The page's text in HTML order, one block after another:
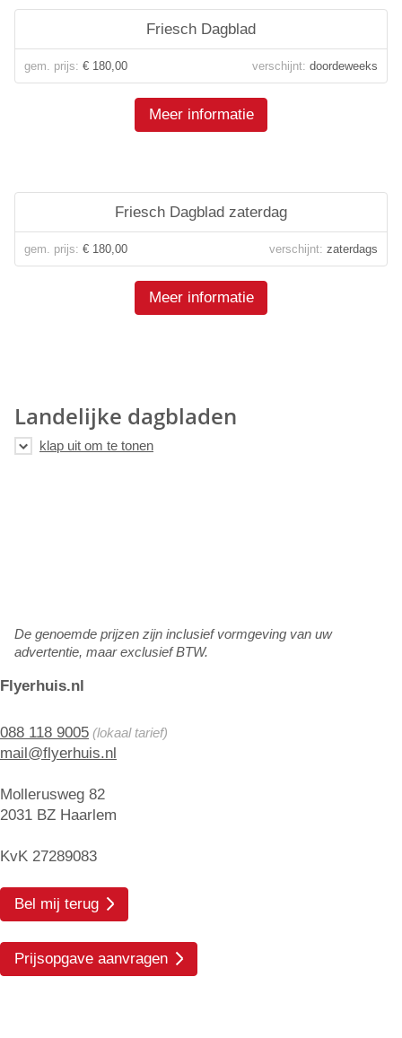
Flyerhuis.nl
088 118 9005 (lokaal tarief)
mail@flyerhuis.nl
Mollerusweg 82
2031 BZ Haarlem
KvK 27289083
Bel mij terug
Prijsopgave aanvragen
Friesch Dagblad
gem. prijs: € 180,00 verschijnt: doordeweeks
Meer informatie
Friesch Dagblad zaterdag
gem. prijs: € 180,00 verschijnt: zaterdags
Meer informatie
Landelijke dagbladen
De genoemde prijzen zijn inclusief vormgeving van uw
advertentie, maar exclusief BTW.